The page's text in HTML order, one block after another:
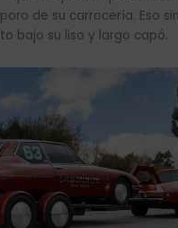
de su carrocería. Eso
bajo su liso y largo capó.